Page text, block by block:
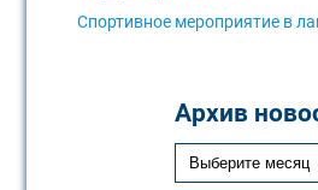
Спортивное мероприятие в
Архив